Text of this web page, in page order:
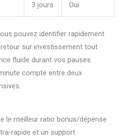
3 jours Oui
pouvez identifier rapidement
sur investissement tout
fluide durant vos pauses
compte entre deux
le meilleur ratio bonus/dépense
et un support